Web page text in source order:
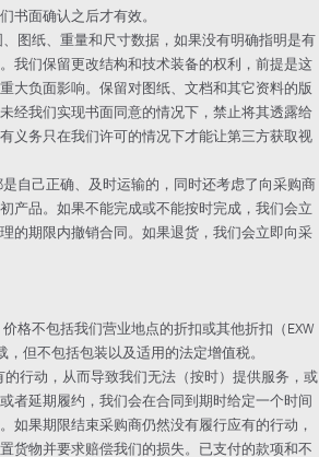
书面确认之后才有效。
、图纸、重量和尺寸数据，如果没有明确指明是有
我们保留更改结构和技术装备的权利，前提是这
大负面影响。保留对图纸、文档和其它资料的版
经我们实现书面同意的情况下，禁止将其透露给
义务只在我们许可的情况下才能让第三方获取视
是自己正确、及时运输的，同时还考虑了向采购商
产品。如果不能完成或不能按时完成，我们会立
的期限内撤销合同。如果退货，我们会立即向采
格不包括我们营业地点的折扣或其他折扣（EXW
，但不包括包装以及适用的法定增值税。
的行动，从而导致我们无法（按时）提供服务，或
者延期履约，我们会在合同到期时给定一个时间
如果期限结束采购商仍然没有履行应有的行动，
货物并要求赔偿我们的损失。已支付的款项和不